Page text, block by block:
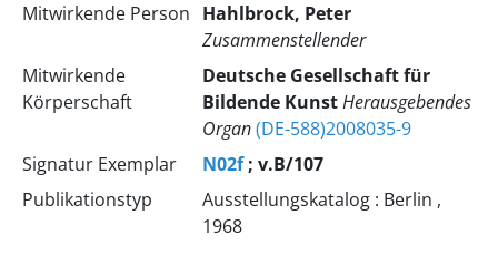
Mitwirkende Person Hahlbrock, Peter
Zusammenstellender
Mitwirkende
Körperschaft
Deutsche Gesellschaft für
Bildende KunstHerausgebendes
Organ(DE-588)2008035-9
Signatur Exemplar
N02f; v.B/107
Publikationstyp
Ausstellungskatalog : Berlin ,
1968